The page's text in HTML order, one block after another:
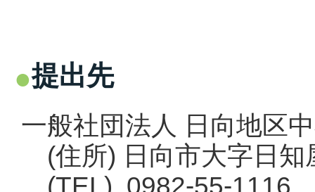
提出先
一般社団法人 日向地区
(住所) 日向市大字日知
(TEL) 0982-55-1116